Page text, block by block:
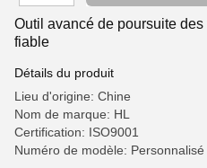
Outil avancé de poursuite
fiable
Détails du produit
Lieu d'origine: Chine
Nom de marque: HL
Certification: ISO9001
Numéro de modèle: Personnalisé